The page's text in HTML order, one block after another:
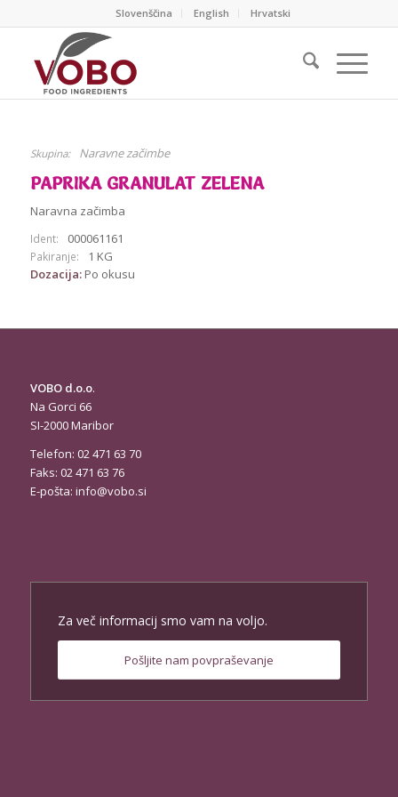
Slovenščina English Hrvatski
Skupina: Naravne začimbe
PAPRIKA GRANULAT ZELENA
Naravna začimba
Ident: 000061161
Pakiranje:
1 KG
Dozacija: Po okusu
VOBO d.o.o.
Na Gorci 66
SI-2000 Maribor
Telefon: 02 471 63 70
Faks: 02 471 63 76
E-pošta: info@vobo.si
Za več informacij smo vam na voljo.
Pošljite nam povpraševanje